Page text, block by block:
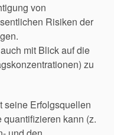
von
Risiken der
mit Blick auf die
zu
seine Erfolgsquellen
kann (z.